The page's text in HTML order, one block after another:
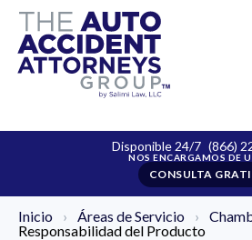
Disponible 24/7 (866)
CONSULTA
Inicio › Áreas de Servicio ›
Responsabilidad del Producto